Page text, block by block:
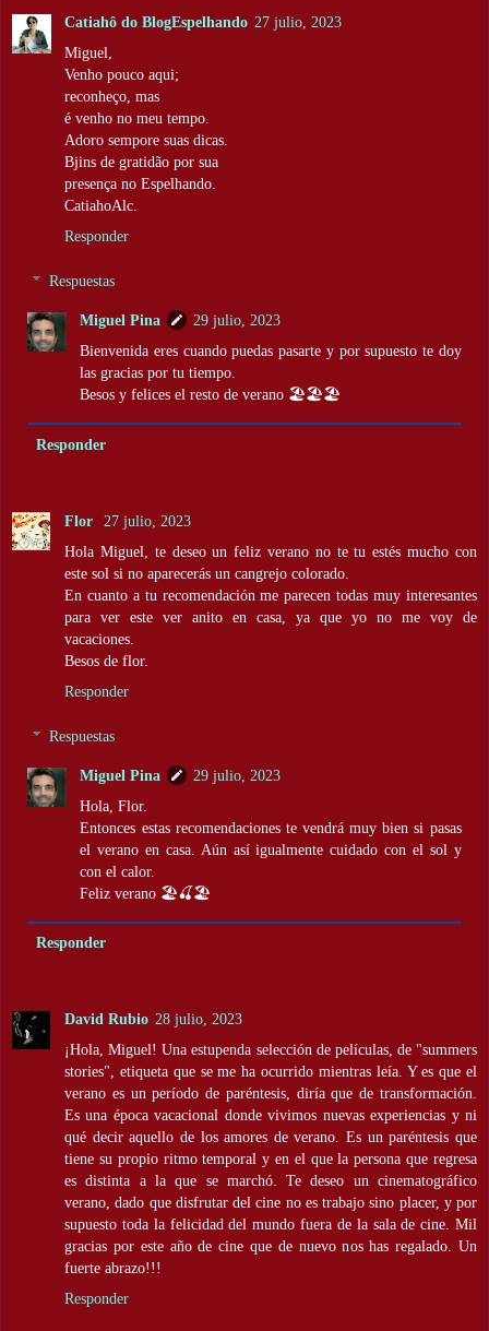
Catiahô do BlogEspelhando 27 julio, 2023
Miguel,
Venho pouco aqui;
reconheço, mas
é venho no meu tempo.
Adoro sempore suas dicas.
Bjins de gratidão por sua
presença no Espelhando.
CatiahoAlc.
Responder
Respuestas
Miguel Pina
29 julio, 2023
Bienvenida eres cuando puedas pasarte y por supuesto te doy
las gracias por tu tiempo.
Besos y felices el resto de verano 🏖️🏖️🏖️
Responder
Flor
27 julio, 2023
Hola Miguel, te deseo un feliz verano no te tu estés mucho con
este sol si no aparecerás un cangrejo colorado.
En cuanto a tu recomendación me parecen todas muy interesantes
para ver este ver anito en casa, ya que yo no me voy de
vacaciones.
Besos de flor.
Responder
Respuestas
Miguel Pina
29 julio, 2023
Hola, Flor.
Entonces estas recomendaciones te vendrá muy bien si pasas
el verano en casa. Aún así igualmente cuidado con el sol y
con el calor.
Feliz verano 🏖️🍒🏖️
Responder
David Rubio 28 julio, 2023
¡Hola, Miguel! Una estupenda selección de películas, de "summers
stories", etiqueta que se me ha ocurrido mientras leía. Y es que el
verano es un período de paréntesis, diría que de transformación.
Es una época vacacional donde vivimos nuevas experiencias y ni
qué decir aquello de los amores de verano. Es un paréntesis que
tiene su propio ritmo temporal y en el que la persona que regresa
es distinta a la que se marchó. Te deseo un cinematográfico
verano, dado que disfrutar del cine no es trabajo sino placer, y por
supuesto toda la felicidad del mundo fuera de la sala de cine. Mil
gracias por este año de cine que de nuevo nos has regalado. Un
fuerte abrazo!!!
Responder